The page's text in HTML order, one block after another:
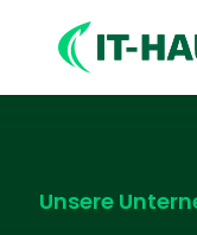
Unsere